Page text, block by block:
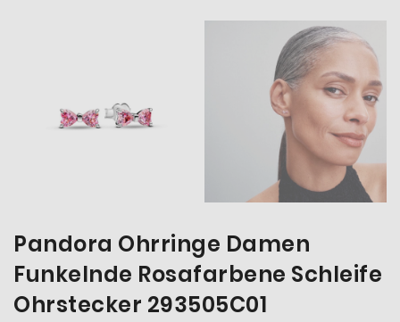
Pandora Ohrringe Damen
Funkelnde Rosafarbene Schleife
Ohrstecker 293505C01